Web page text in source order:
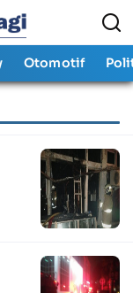
Otomotif